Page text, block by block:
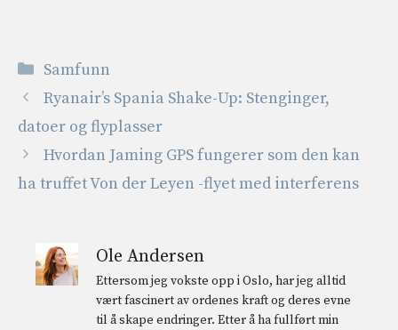
Kategorier
Samfunn
Ryanair’s Spania Shake-Up: Stenginger,
datoer og flyplasser
Hvordan Jaming GPS fungerer som den kan
ha truffet Von der Leyen -flyet med interferens
Ole Andersen
Ettersom jeg vokste opp i Oslo, har jeg alltid
vært fascinert av ordenes kraft og deres evne
til å skape endringer. Etter å ha fullført min